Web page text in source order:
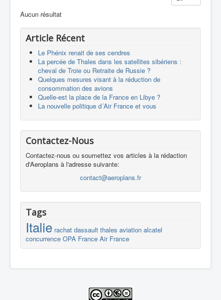
Europespace
Drones
Aucun résultat
Article Récent
Le Phénix renait de ses cendres
La percée de Thales dans les satellites sibériens :
cheval de Troie ou Retraite de Russie ?
Quelques mesures visant à la réduction de
consommation des avions
Quelle-est la place de la France en Libye ?
La nouvelle politique d´Air France et vous
Contactez-Nous
Contactez-nous ou soumettez vos articles à la rédaction
d'Aeroplans à l'adresse suivante:
contact@aeroplans.fr
Tags
Italie rachat dassault thales aviation alcatel
concurrence OPA France Air France